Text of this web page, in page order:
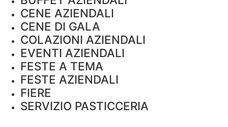
CENE AZIENDALI
CENE DI GALA
COLAZIONI AZIENDALI
EVENTI AZIENDALI
FESTE A TEMA
FESTE AZIENDALI
FIERE
SERVIZIO PASTICCERIA